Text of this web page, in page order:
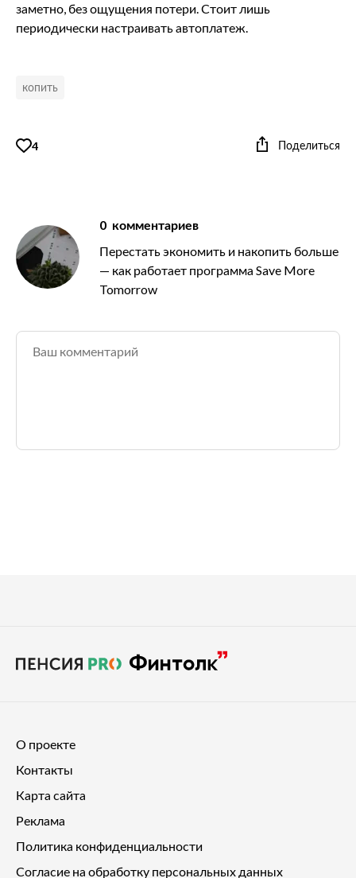
заметно, без ощущения потери. Стоит лишь
периодически настраивать автоплатеж.
копить
4 Поделиться
0 комментариев
Перестать экономить и накопить больше
— как работает программа Save More
Tomorrow
О проекте
Контакты
Карта сайта
Реклама
Политика конфиденциальности
Согласие на обработку персональных данных